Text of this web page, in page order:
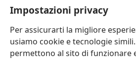
Impostazioni privacy
Per assicurarti la migliore
usiamo cookie e tecnologie
permettono al sito di funzionare
(apre
una
nuova
finestra)
BIBLIOTECA ONLINE Watchtower
(apre
una
nuovaJW Hub
(apre